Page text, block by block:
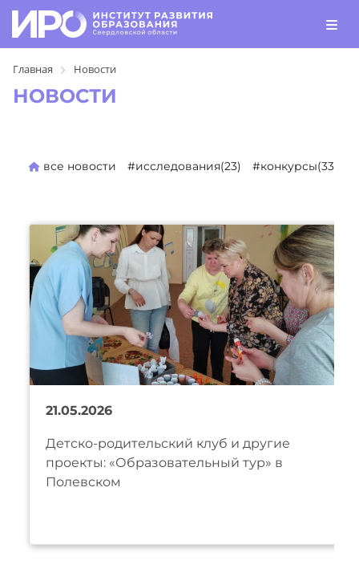
Главная Новости
НОВОСТИ
все новости #исследования(23) #конкурсы(330)
21.05.2026
Детско-родительский клуб и другие
проекты: «Образовательный тур» в
Полевском